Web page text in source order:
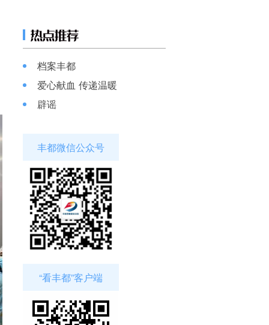
档案丰都
爱心献血 传递温暖
辟谣
丰都微信公众号
“看丰都”客户端